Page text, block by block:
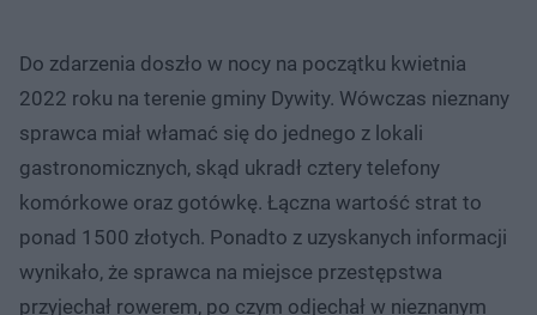
Do zdarzenia doszło w nocy na początku kwietnia
2022 roku na terenie gminy Dywity. Wówczas nieznany
sprawca miał włamać się do jednego z lokali
gastronomicznych, skąd ukradł cztery telefony
komórkowe oraz gotówkę. Łączna wartość strat to
ponad 1500 złotych. Ponadto z uzyskanych informacji
wynikało, że sprawca na miejsce przestępstwa
przyjechał rowerem, po czym odjechał w nieznanym